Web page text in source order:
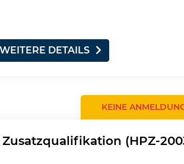
WEITERE DETAILS
KEINE
(HPZ-